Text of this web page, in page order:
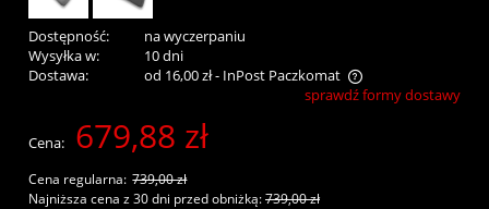
Dostępność:
na wyczerpaniu
Wysyłka w:
10 dni
Dostawa:
od 16,00 zł- InPost Paczkomat
Cena nie zawiera ewentualnych kosztów płatnościsprawdź formy dostawy
Cena: 679,88 zł
Cena regularna: 739,00 zł
Najniższa cena z 30 dni przed obniżką:739,00 zł